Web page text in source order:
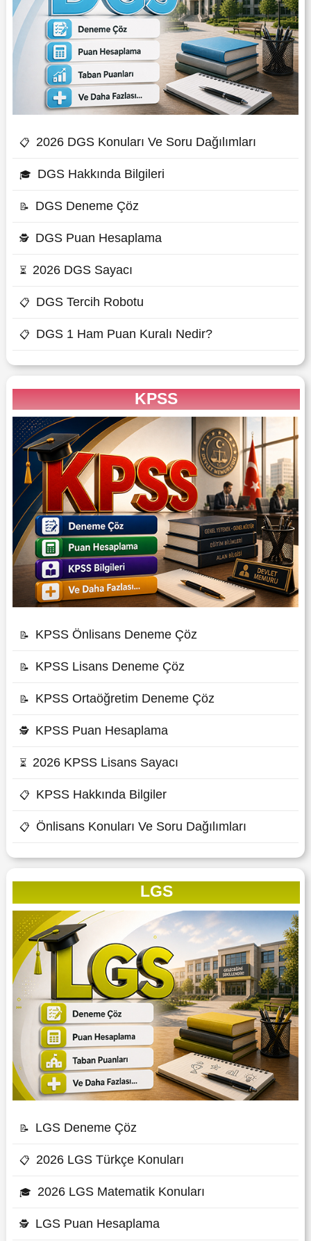
📋 2026 DGS Konuları Ve Soru Dağılımları
🎓 DGS Hakkında Bilgileri
📝 DGS Deneme Çöz
🕵 DGS Puan Hesaplama
⏳ 2026 DGS Sayacı
📋 DGS Tercih Robotu
📋 DGS 1 Ham Puan Kuralı Nedir?
KPSS
📝 KPSS Önlisans Deneme Çöz
📝 KPSS Lisans Deneme Çöz
📝 KPSS Ortaöğretim Deneme Çöz
🕵 KPSS Puan Hesaplama
⏳ 2026 KPSS Lisans Sayacı
📋 KPSS Hakkında Bilgiler
📋 Önlisans Konuları Ve Soru Dağılımları
LGS
📝 LGS Deneme Çöz
📋 2026 LGS Türkçe Konuları
🎓 2026 LGS Matematik Konuları
🕵 LGS Puan Hesaplama